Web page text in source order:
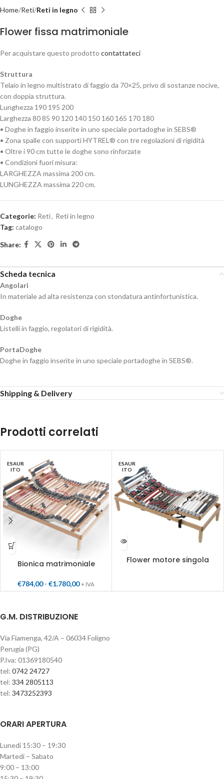
Home Reti Reti in legno
Flower fissa matrimoniale
Per acquistare questo prodotto contattateci
Struttura
Telaio in legno multistrato di faggio da 70×25, privo di sostanze nocive,
con doppia struttura.
Lunghezza 190 195 200
Larghezza 80 85 90 120 140 150 160 165 170 180
• Doghe in faggio inserite in uno speciale portadoghe in SEBS®
• Zona spalle con supporti HYTREL® con tre regolazioni di rigidità
• Oltre i 90 cm tutte le doghe sono rinforzate
• Condizioni fuori misura:
LARGHEZZA massima 200 cm.
LUNGHEZZA massima 220 cm.
Categorie: Reti, Reti in legno
Tag: catalogo
Share:
Scheda tecnica
Angolari
In materiale ad alta resistenza con stondatura antinfortunistica.
Doghe
Listelli in faggio, regolatori di rigidità.
PortaDoghe
Doghe in faggio inserite in uno speciale portadoghe in SEBS®.
Shipping & Delivery
Prodotti correlati
ESAUR
ITO
Bionica matrimoniale
€784,00 - €1.780,00 + IVA
ESAUR
ITO
Flower motore singola
G.M. DISTRIBUZIONE
Via Fiamenga, 42/A – 06034 Foligno
Perugia (PG)
P.Iva: 01369180540
tel: 0742 24727
tel: 334 2805113
tel: 3473252393
ORARI APERTURA
Lunedi 15:30 – 19:30
Martedi – Sabato
9:00 – 13:00